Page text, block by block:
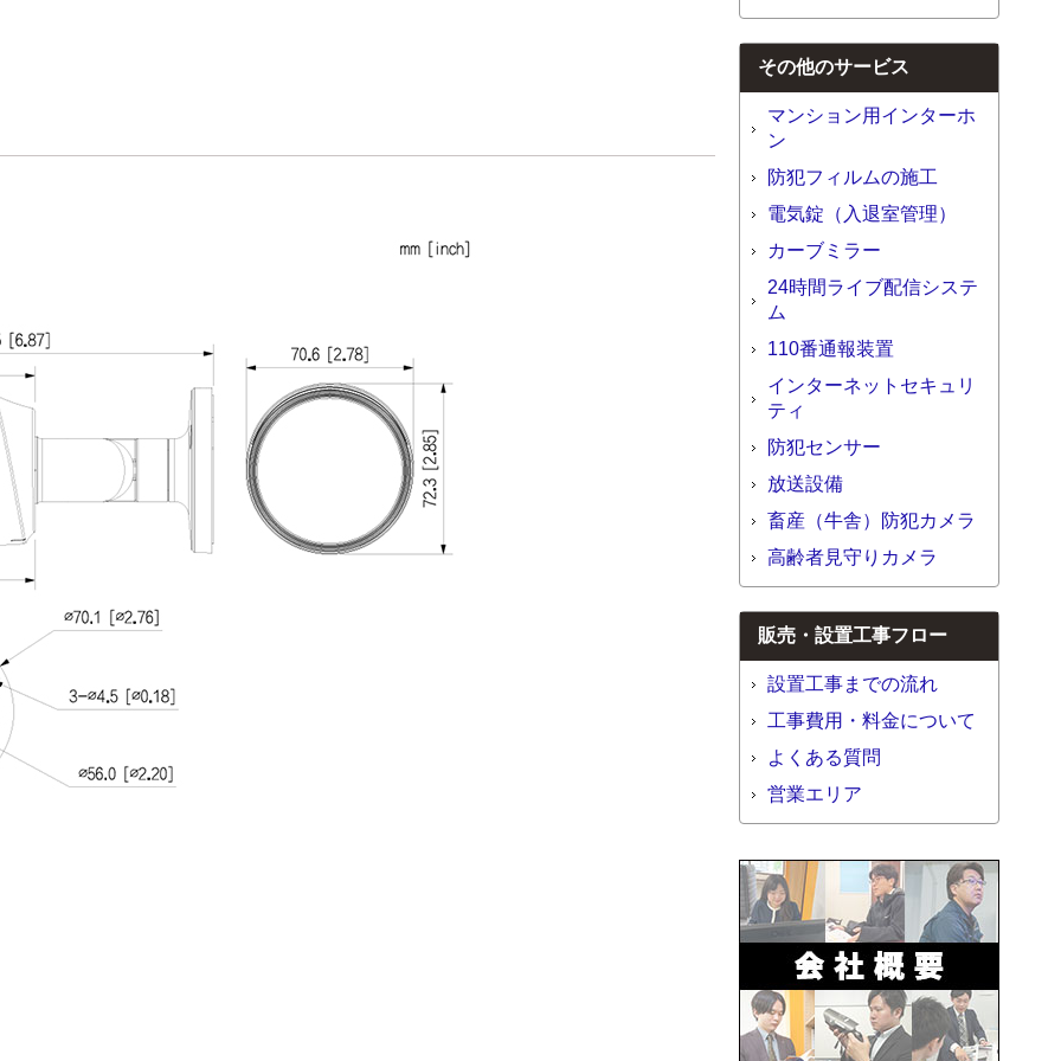
その他のサービス
マンション用インターホ
ン
防犯フィルムの施工
電気錠（入退室管理）
カーブミラー
24時間ライブ配信システ
ム
110番通報装置
インターネットセキュリ
ティ
防犯センサー
放送設備
畜産（牛舎）防犯カメラ
高齢者見守りカメラ
販売・設置工事フロー
設置工事までの流れ
工事費用・料金について
よくある質問
営業エリア